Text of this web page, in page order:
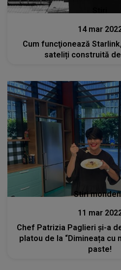
14 mar
Cum funcţionează
sateliți construită
Stiri
11 mar
Chef Patrizia Paglieri și-a
platou de la “Dimineața cu
paste!